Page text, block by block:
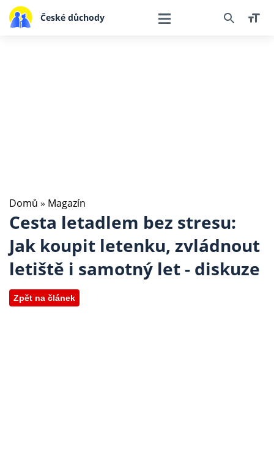
České důchody
Domů » Magazín
Cesta letadlem bez stresu:
Jak koupit letenku, zvládnout
letiště i samotný let - diskuze
Zpět na článek